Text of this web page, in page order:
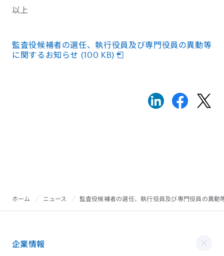
以上
監査役候補者の選任、執行役員及び専門役員の異動等
に関するお知らせ (100 KB)
ホーム ニュース 監査役候補者の選任、執行役員及び専門役員の異動
企業情報